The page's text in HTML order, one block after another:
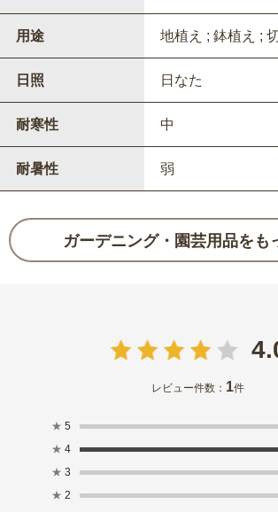
用途 地植え ; 鉢植え ;
日照 日なた
耐寒性 中
耐暑性 弱
ガーデニング・園芸用品をも
レビュー件数： 1件
★ 5
★ 4
★ 3
★ 2